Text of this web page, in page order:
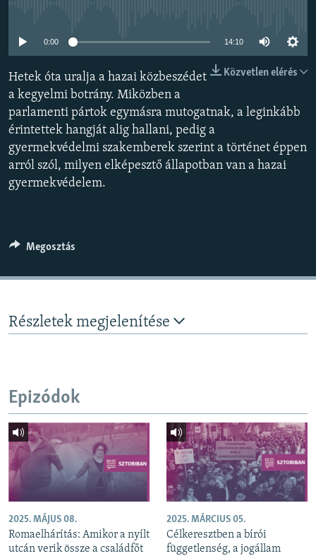
KLÍMAVÁLTOZÁS
A MÚLT TANULSÁGAI
KÖVESSEN MINKET!
Valamennyi RFE/RL weboldal
0:00 14:10
Közvetlen elérés
Hetek óta uralja a hazai közbeszédet
a kegyelmi botrány. Miközben a
parlamenti pártok egymásra mutogatnak, a leginkább
érintettek hangját alig hallani, pedig a
gyermekvédelmi szakemberek szerint a történet éppen
arról szól, milyen elképesztő állapotban van a hazai
gyermekvédelem.
Megosztás
Részletek megjelenítése
Epizódok
2025. MÁJUS 08.
Romaelhárítás: Amikor a nyílt
utcán verik össze a családfőt
2025. MÁRCIUS 05.
Célkeresztben a bírói
függetlenség, a jogállam